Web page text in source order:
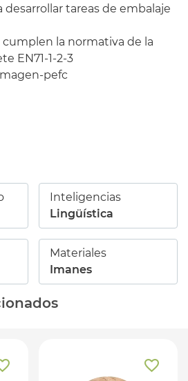
desarrollar tareas de embalaje
cumplen la normativa de la
EN71-1-2-3
Inteligencias
Lingüística
Materiales
Imanes